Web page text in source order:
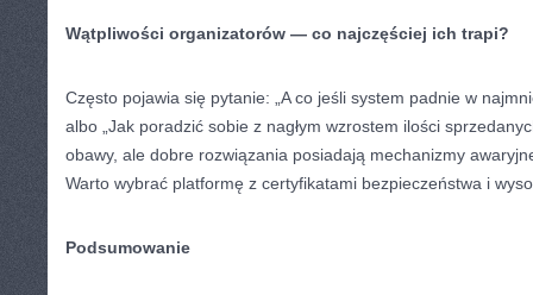
Wątpliwości organizatorów — co najczęściej ich trapi?
Często pojawia się pytanie: „A co jeśli system padnie w
albo „Jak poradzić sobie z nagłym wzrostem ilości
obawy, ale dobre rozwiązania posiadają mechanizmy
Warto wybrać platformę z certyfikatami bezpieczeństwa i
Podsumowanie